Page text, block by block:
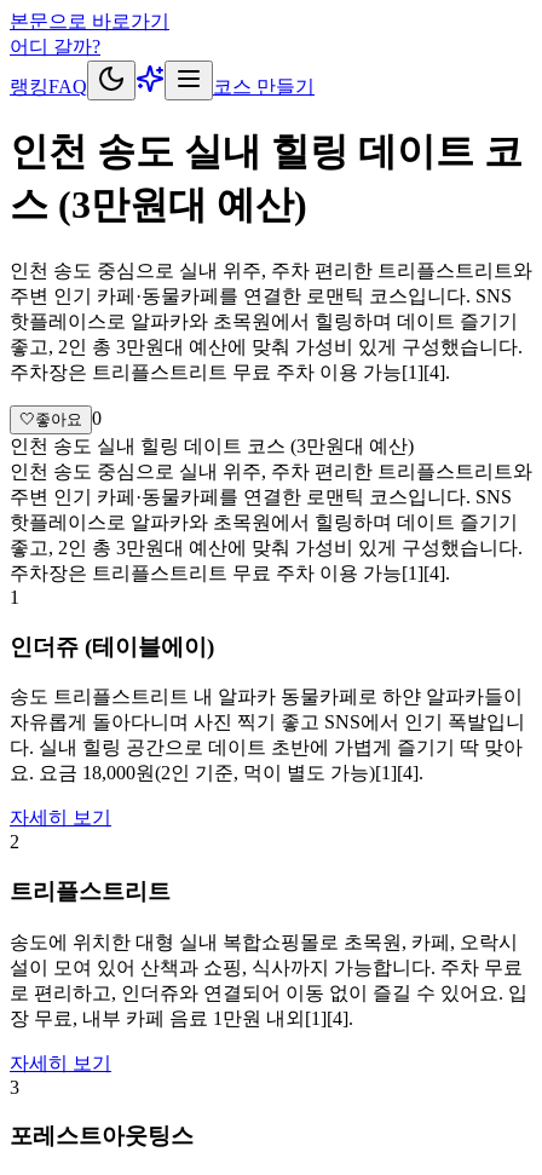
본문으로 바로가기
어디 갈까?
랭킹FAQ 코스 만들기
인천 송도 실내 힐링 데이트 코
스 (3만원대 예산)
인천 송도 중심으로 실내 위주, 주차 편리한 트리플스트리트와
주변 인기 카페·동물카페를 연결한 로맨틱 코스입니다. SNS
핫플레이스로 알파카와 초목원에서 힐링하며 데이트 즐기기
좋고, 2인 총 3만원대 예산에 맞춰 가성비 있게 구성했습니다.
주차장은 트리플스트리트 무료 주차 이용 가능[1][4].
🤍좋아요
0
인천 송도 실내 힐링 데이트 코스 (3만원대 예산)
인천 송도 중심으로 실내 위주, 주차 편리한 트리플스트리트와
주변 인기 카페·동물카페를 연결한 로맨틱 코스입니다. SNS
핫플레이스로 알파카와 초목원에서 힐링하며 데이트 즐기기
좋고, 2인 총 3만원대 예산에 맞춰 가성비 있게 구성했습니다.
주차장은 트리플스트리트 무료 주차 이용 가능[1][4].
1
인더쥬 (테이블에이)
송도 트리플스트리트 내 알파카 동물카페로 하얀 알파카들이
자유롭게 돌아다니며 사진 찍기 좋고 SNS에서 인기 폭발입니
다. 실내 힐링 공간으로 데이트 초반에 가볍게 즐기기 딱 맞아
요. 요금 18,000원(2인 기준, 먹이 별도 가능)[1][4].
자세히 보기
2
트리플스트리트
송도에 위치한 대형 실내 복합쇼핑몰로 초목원, 카페, 오락시
설이 모여 있어 산책과 쇼핑, 식사까지 가능합니다. 주차 무료
로 편리하고, 인더쥬와 연결되어 이동 없이 즐길 수 있어요. 입
장 무료, 내부 카페 음료 1만원 내외[1][4].
자세히 보기
3
포레스트아웃팅스